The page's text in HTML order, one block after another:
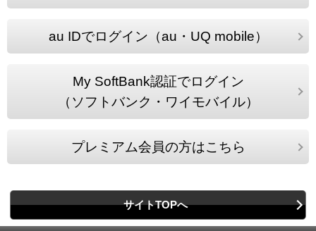
au IDでログイン（au・UQ mobile）
My SoftBank認証でログイン
（ソフトバンク・ワイモバイル）
プレミアム会員の方はこちら
サイトTOPへ